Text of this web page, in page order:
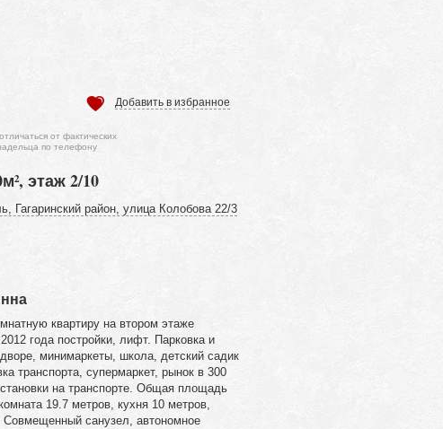
Добавить в избранное
от фактических
по телефону
этаж 2/10
Гагаринский район, улица Колобова 22/3
квартиру на втором этаже
года постройки, лифт. Парковка и
минимаркеты, школа, детский садик
транспорта, супермаркет, рынок в 300
на транспорте. Общая площадь
19.7 метров, кухня 10 метров,
Совмещенный санузел, автономное